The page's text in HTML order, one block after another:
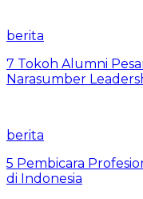
berita
7 Tokoh Alumni
Narasumber
berita
5 Pembicara
di Indonesia